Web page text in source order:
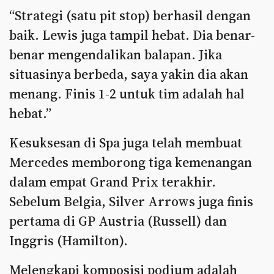
“Strategi (satu pit stop) berhasil dengan
baik. Lewis juga tampil hebat. Dia benar-
benar mengendalikan balapan. Jika
situasinya berbeda, saya yakin dia akan
menang. Finis 1-2 untuk tim adalah hal
hebat.”
Kesuksesan di Spa juga telah membuat
Mercedes memborong tiga kemenangan
dalam empat Grand Prix terakhir.
Sebelum Belgia, Silver Arrows juga finis
pertama di GP Austria (Russell) dan
Inggris (Hamilton).
Melengkapi komposisi podium adalah